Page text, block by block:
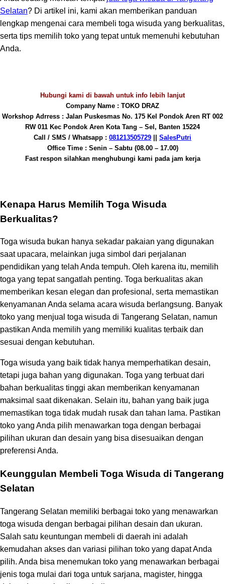
Selatan? Di artikel ini, kami akan memberikan panduan
lengkap mengenai cara membeli toga wisuda yang berkualitas,
serta tips memilih toko yang tepat untuk memenuhi kebutuhan
Anda.
Hubungi kami di bawah untuk info lebih lanjut
Company Name : TOKO DRAZ
Workshop Adrress : Jalan Puskesmas No. 175 Kel Pondok Aren RT 002
RW 011 Kec Pondok Aren Kota Tang – Sel, Banten 15224
Call / SMS / Whatsapp : 081213505729 || SalesPutri
Office Time : Senin – Sabtu (08.00 – 17.00)
Fast respon silahkan menghubungi kami pada jam kerja
Kenapa Harus Memilih Toga Wisuda
Berkualitas?
Toga wisuda bukan hanya sekadar pakaian yang digunakan
saat upacara, melainkan juga simbol dari perjalanan
pendidikan yang telah Anda tempuh. Oleh karena itu, memilih
toga yang tepat sangatlah penting. Toga berkualitas akan
memberikan kesan elegan dan profesional, serta memastikan
kenyamanan Anda selama acara wisuda berlangsung. Banyak
toko yang menjual toga wisuda di Tangerang Selatan, namun
pastikan Anda memilih yang memiliki kualitas terbaik dan
sesuai dengan kebutuhan.
Toga wisuda yang baik tidak hanya memperhatikan desain,
tetapi juga bahan yang digunakan. Toga yang terbuat dari
bahan berkualitas tinggi akan memberikan kenyamanan
maksimal saat dikenakan. Selain itu, bahan yang baik juga
memastikan toga tidak mudah rusak dan tahan lama. Pastikan
toko yang Anda pilih menawarkan toga dengan berbagai
pilihan ukuran dan desain yang bisa disesuaikan dengan
preferensi Anda.
Keunggulan Membeli Toga Wisuda di Tangerang
Selatan
Tangerang Selatan memiliki berbagai toko yang menawarkan
toga wisuda dengan berbagai pilihan desain dan ukuran.
Salah satu keuntungan membeli di daerah ini adalah
kemudahan akses dan variasi pilihan toko yang dapat Anda
pilih. Anda bisa menemukan toko yang menawarkan berbagai
jenis toga mulai dari toga untuk sarjana, magister, hingga